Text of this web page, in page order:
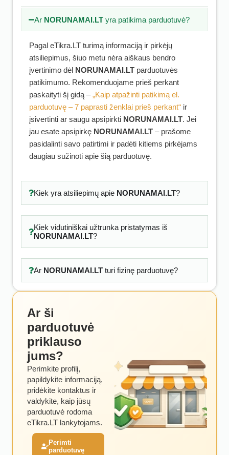
Ar NORUNAMAI.LT yra patikima parduotuvė?
Pagal eTikra.LT turimą informaciją ir pirkėjų
atsiliepimus, šiuo metu nėra aiškaus bendro
įvertinimo dėl NORUNAMAI.LT parduotuvės
patikimumo. Rekomenduojame prieš perkant
paskaityti šį gidą –„Kaip atpažinti patikimą el.
parduotuvę – 7 paprasti ženklai prieš perkant“ ir
įsivertinti ar saugu apsipirkti NORUNAMAI.LT. Jei
jau esate apsipirkę NORUNAMAI.LT – prašome
pasidalinti savo patirtimi ir padėti kitiems pirkėjams
daugiau sužinoti apie šią parduotuvę.
Kiek yra atsiliepimų apie NORUNAMAI.LT?
Kiek vidutiniškai užtrunka pristatymas iš
NORUNAMAI.LT?
Ar NORUNAMAI.LTturi fizinę parduotuvę?
Ar ši
parduotuvė
priklauso
jums?
Perimkite profilį,
papildykite informaciją,
pridėkite kontaktus ir
valdykite, kaip jūsų
parduotuvė rodoma
eTikra.LT lankytojams.
Perimti
parduotuvę